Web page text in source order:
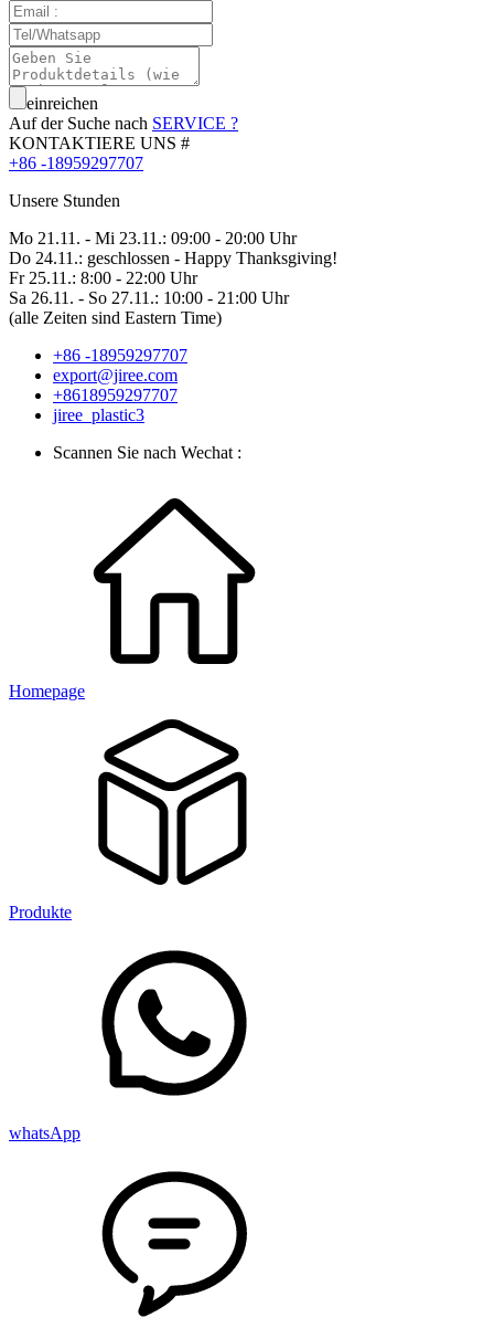
einreichen
Auf der Suche nach SERVICE ?
KONTAKTIERE UNS #
+86 -18959297707
Unsere Stunden
Mo 21.11. - Mi 23.11.: 09:00 - 20:00 Uhr
Do 24.11.: geschlossen - Happy Thanksgiving!
Fr 25.11.: 8:00 - 22:00 Uhr
Sa 26.11. - So 27.11.: 10:00 - 21:00 Uhr
(alle Zeiten sind Eastern Time)
+86 -18959297707
export@jiree.com
+8618959297707
jiree_plastic3
Scannen Sie nach Wechat :
Homepage
Produkte
whatsApp